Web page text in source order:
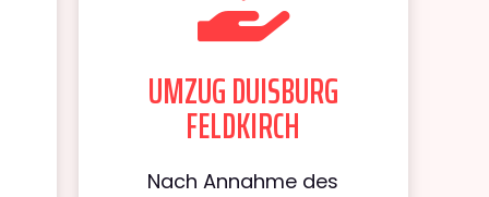
UMZUG DUISBURG
FELDKIRCH
Nach Annahme des